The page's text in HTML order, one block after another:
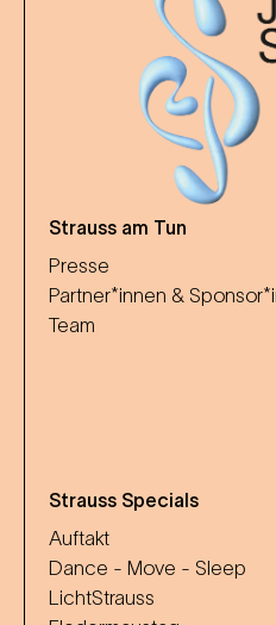
Strauss am Tun
Presse
Partner*innen &
Team
Strauss Specials
Auftakt
Dance - Move - Sleep
LichtStrauss